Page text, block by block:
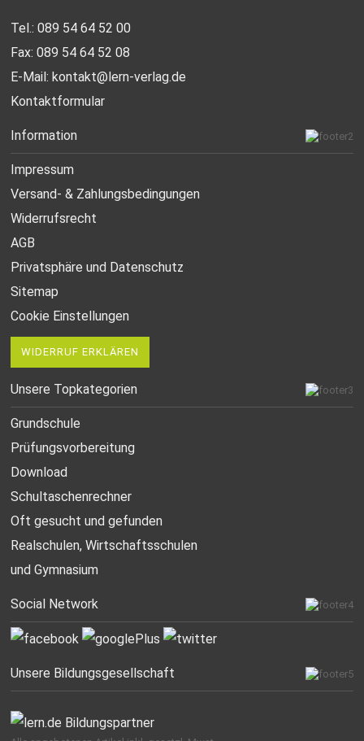
Tel.: 089 54 64 52 00
Fax: 089 54 64 52 08
E-Mail:kontakt@lern-verlag.de
Kontaktformular
Information
Impressum
Versand- & Zahlungsbedingungen
Widerrufsrecht
AGB
Privatsphäre und Datenschutz
Sitemap
Cookie Einstellungen
WIDERRUF ERKLÄREN
Unsere Topkategorien
Grundschule
Prüfungsvorbereitung
Download
Schultaschenrechner
Oft gesucht und gefunden
Realschulen,Wirtschaftsschulen
und Gymnasium
Social Network
Unsere Bildungsgesellschaft